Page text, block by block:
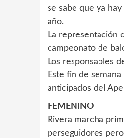
se sabe que ya
año.
La representación
campeonato de
Los responsables
Este fin de
anticipados del
FEMENINO
Rivera marcha
perseguidores